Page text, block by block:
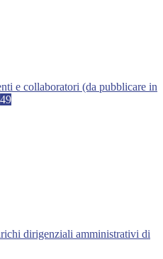
e collaboratori (da pubblicare in
49
dirigenziali amministrativi di